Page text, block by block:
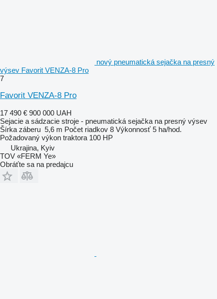
nový pneumatická sejačka na presný
výsev Favorit VENZA-8 Pro
7
Favorit VENZA-8 Pro
17 490 € 900 000 UAH
Sejacie a sádzacie stroje - pneumatická sejačka na presný výsev
Šírka záberu 5,6 m Počet riadkov 8 Výkonnosť 5 ha/hod.
Požadovaný výkon traktora 100 HP
Ukrajina, Kyiv
TOV «FERM Ye»
Obráťte sa na predajcu